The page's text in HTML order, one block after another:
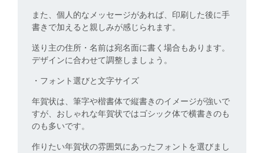
また、個人的なメッセージがあれば、印刷した後に手
書きで加えると親しみが感じられます。
送り主の住所・名前は宛名面に書く場合もあります。
デザインに合わせて調整しましょう。
・フォント選びと文字サイズ
年賀状は、筆字や楷書体で縦書きのイメージが強いで
すが、おしゃれな年賀状ではゴシック体で横書きのも
のも多いです。
作りたい年賀状の雰囲気にあったフォントを選びまし